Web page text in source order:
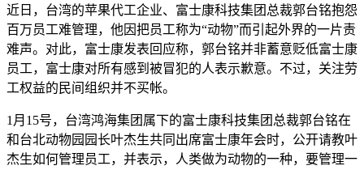
近日，台湾的苹果代工企业、富士康科技集团总裁郭台铭抱怨
百万员工难管理，他因把员工称为“动物”而引起外界的一片责
难声。对此，富士康发表回应称，郭台铭并非蓄意贬低富士康
员工，富士康对所有感到被冒犯的人表示歉意。不过，关注劳
工权益的民间组织并不买帐。
1月15号，台湾鸿海集团属下的富士康科技集团总裁郭台铭在
和台北动物园园长叶杰生共同出席富士康年会时，公开请教叶
杰生如何管理员工，并表示，人类做为动物的一种，要管理一